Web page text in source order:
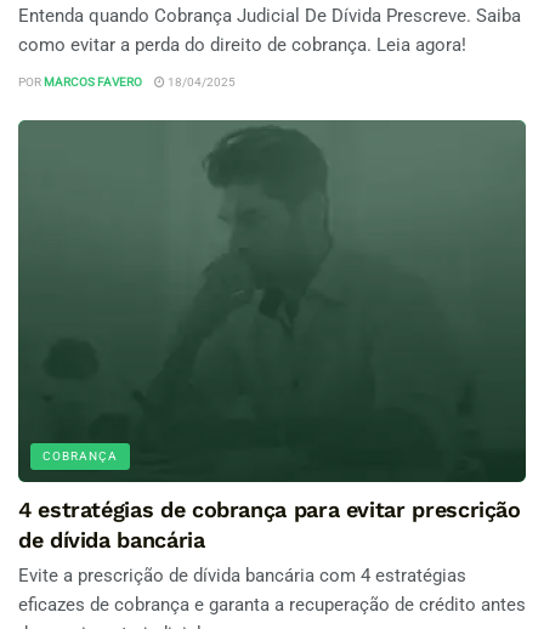
Entenda quando Cobrança Judicial De Dívida Prescreve. Saiba
como evitar a perda do direito de cobrança. Leia agora!
POR MARCOS FAVERO 18/04/2025
COBRANÇA
4 estratégias de cobrança para evitar prescrição
de dívida bancária
Evite a prescrição de dívida bancária com 4 estratégias
eficazes de cobrança e garanta a recuperação de crédito antes